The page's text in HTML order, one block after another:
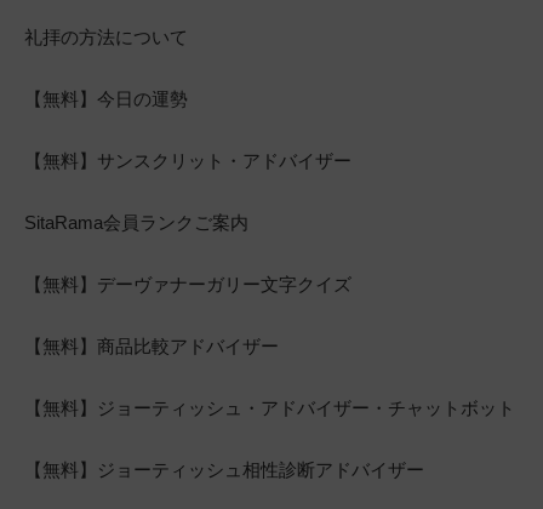
礼拝の方法について
【無料】今日の運勢
【無料】サンスクリット・アドバイザー
SitaRama会員ランクご案内
【無料】デーヴァナーガリー文字クイズ
【無料】商品比較アドバイザー
【無料】ジョーティッシュ・アドバイザー・チャットボット
【無料】ジョーティッシュ相性診断アドバイザー